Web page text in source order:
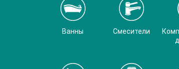
Ванны Смесители